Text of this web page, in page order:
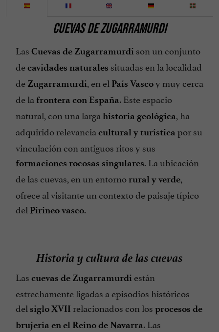
CUEVAS DE ZUGARRAMURDI
Las Cuevas de Zugarramurdi son un conjunto
decavidades naturales situadas en la localidad
de Zugarramurdi, en el País Vascoy muy cerca
de la frontera con España. Este espacio
natural, con una larga historia geológica, ha
adquirido relevancia cultural y turística por su
vinculación con antiguos ritos y sus
formaciones rocosas singulares. La ubicación
de las cuevas, en un entorno rural y verde,
ofrece al visitante un contexto de paisaje típico
del Pirineo vasco.
Historia y cultura de las cuevas
Las cuevas de Zugarramurdi están
estrechamente ligadas a episodios históricos
del siglo XVII relacionados con los procesos de
brujería en el Reino de Navarra. Las